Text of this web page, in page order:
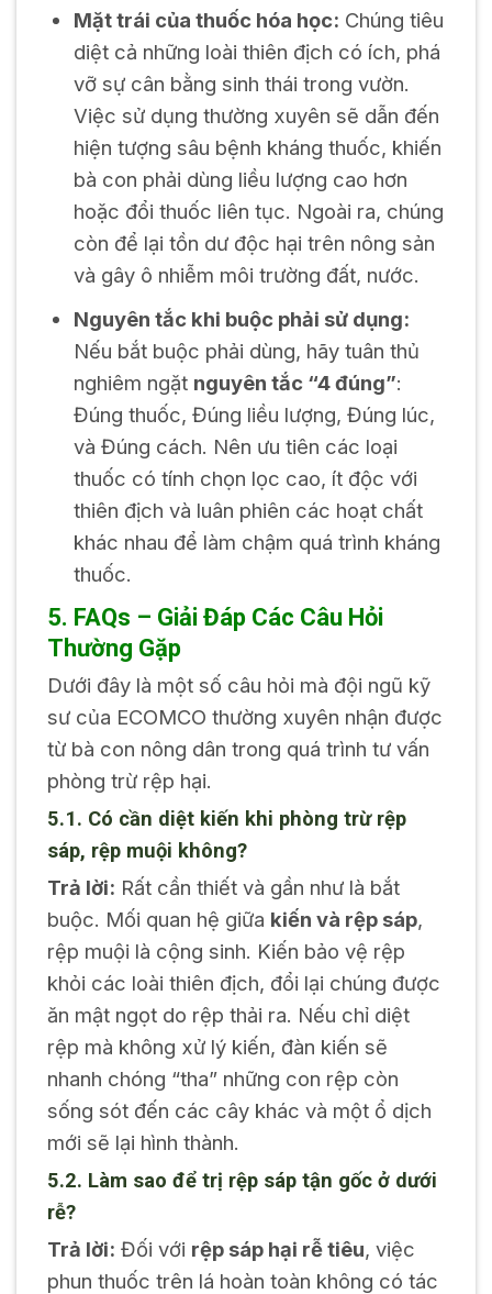
Mặt trái của thuốc hóa học: Chúng tiêu
diệt cả những loài thiên địch có ích, phá
vỡ sự cân bằng sinh thái trong vườn.
Việc sử dụng thường xuyên sẽ dẫn đến
hiện tượng sâu bệnh kháng thuốc, khiến
bà con phải dùng liều lượng cao hơn
hoặc đổi thuốc liên tục. Ngoài ra, chúng
còn để lại tồn dư độc hại trên nông sản
và gây ô nhiễm môi trường đất, nước.
Nguyên tắc khi buộc phải sử dụng:
Nếu bắt buộc phải dùng, hãy tuân thủ
nghiêm ngặt nguyên tắc “4 đúng”:
Đúng thuốc, Đúng liều lượng, Đúng lúc,
và Đúng cách. Nên ưu tiên các loại
thuốc có tính chọn lọc cao, ít độc với
thiên địch và luân phiên các hoạt chất
khác nhau để làm chậm quá trình kháng
thuốc.
5. FAQs – Giải Đáp Các Câu Hỏi
Thường Gặp
Dưới đây là một số câu hỏi mà đội ngũ kỹ
sư của ECOMCO thường xuyên nhận được
từ bà con nông dân trong quá trình tư vấn
phòng trừ rệp hại.
5.1. Có cần diệt kiến khi phòng trừ rệp
sáp, rệp muội không?
Trả lời: Rất cần thiết và gần như là bắt
buộc. Mối quan hệ giữa kiến và rệp sáp,
rệp muội là cộng sinh. Kiến bảo vệ rệp
khỏi các loài thiên địch, đổi lại chúng được
ăn mật ngọt do rệp thải ra. Nếu chỉ diệt
rệp mà không xử lý kiến, đàn kiến sẽ
nhanh chóng “tha” những con rệp còn
sống sót đến các cây khác và một ổ dịch
mới sẽ lại hình thành.
5.2. Làm sao để trị rệp sáp tận gốc ở dưới
rễ?
Trả lời: Đối với rệp sáp hại rễ tiêu, việc
phun thuốc trên lá hoàn toàn không có tác